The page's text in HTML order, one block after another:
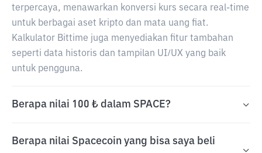
terpercaya, menawarkan konversi kurs secara real-time
untuk berbagai aset kripto dan mata uang fiat.
Kalkulator Bittime juga menyediakan fitur tambahan
seperti data historis dan tampilan UI/UX yang baik
untuk pengguna.
Berapa nilai 100 ₺ dalam SPACE?
Berapa nilai Spacecoin yang bisa saya beli